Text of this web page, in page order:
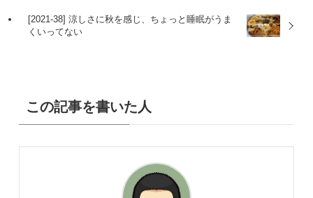
[2021-38] 涼しさに秋を感じ、ちょっと睡眠がうま
くいってない
この記事を書いた人